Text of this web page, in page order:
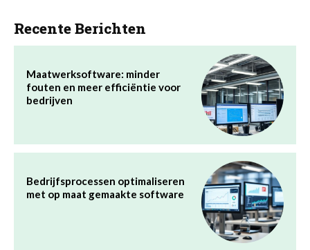
Recente Berichten
Maatwerksoftware: minder
fouten en meer efficiëntie voor
bedrijven
Bedrijfsprocessen optimaliseren
met op maat gemaakte software